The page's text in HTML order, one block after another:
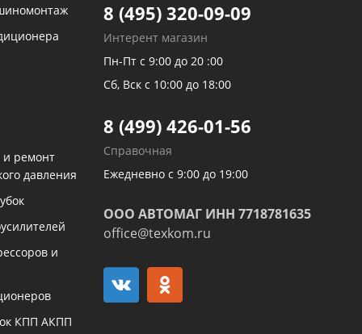
и ремонт
давления
и
КПП АКПП
8 (495) 320-09-09
Интерент магазин
Пн-Пт с 9:00 до 20 :00
Сб, Вск с 10:00 до 18:00
8 (499) 426-01-56
Справочная
Ежедневно с 9:00 до 19:00
ООО АВТОМАГ ИНН 7718781635
office@texkom.ru